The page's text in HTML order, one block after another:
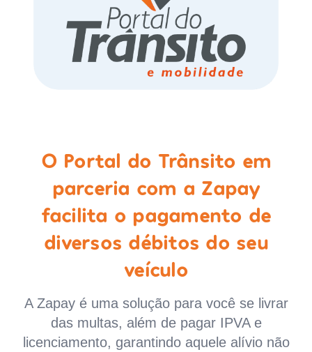
O Portal do Trânsito em
parceria com a Zapay
facilita o pagamento de
diversos débitos do seu
veículo
A Zapay é uma solução para você se livrar
das multas, além de pagar IPVA e
licenciamento, garantindo aquele alívio não